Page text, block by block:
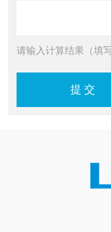
请输入计算结果（填